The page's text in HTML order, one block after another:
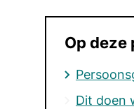
Op deze
Dit doen